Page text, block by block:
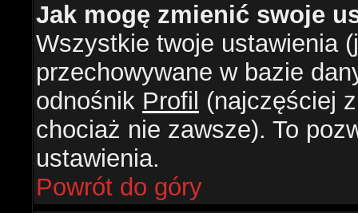
Jak mogę zmienić swoje
Wszystkie twoje ustawienia
przechowywane w bazie
odnośnik Profil (najczęściej
chociaż nie zawsze). To
ustawienia.
Powrót do góry